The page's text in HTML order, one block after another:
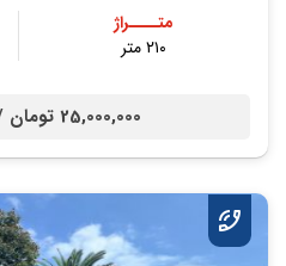
متــــراژ
۲۱۰ متر
25,000,000 تومان /